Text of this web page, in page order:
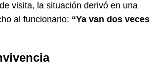
visita, la situación derivó en una
al funcionario: “Ya van dos veces